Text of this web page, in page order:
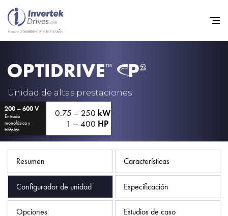
Unidad de altas prestaciones
200 – 600 V
Entrada
monofásica y
trifásica
0.75 – 250 kW
1 – 400 HP
Resumen Características
Configurador de unidad Especificación
Opciones Estudios de caso
Home
Noticias
Empleo
Acerca de
Contacto